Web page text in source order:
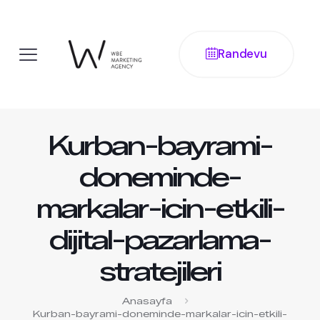
Randevu
Kurban-bayrami-
doneminde-
markalar-icin-etkili-
dijital-pazarlama-
stratejileri
Anasayfa
Kurban-bayrami-doneminde-markalar-icin-etkili-